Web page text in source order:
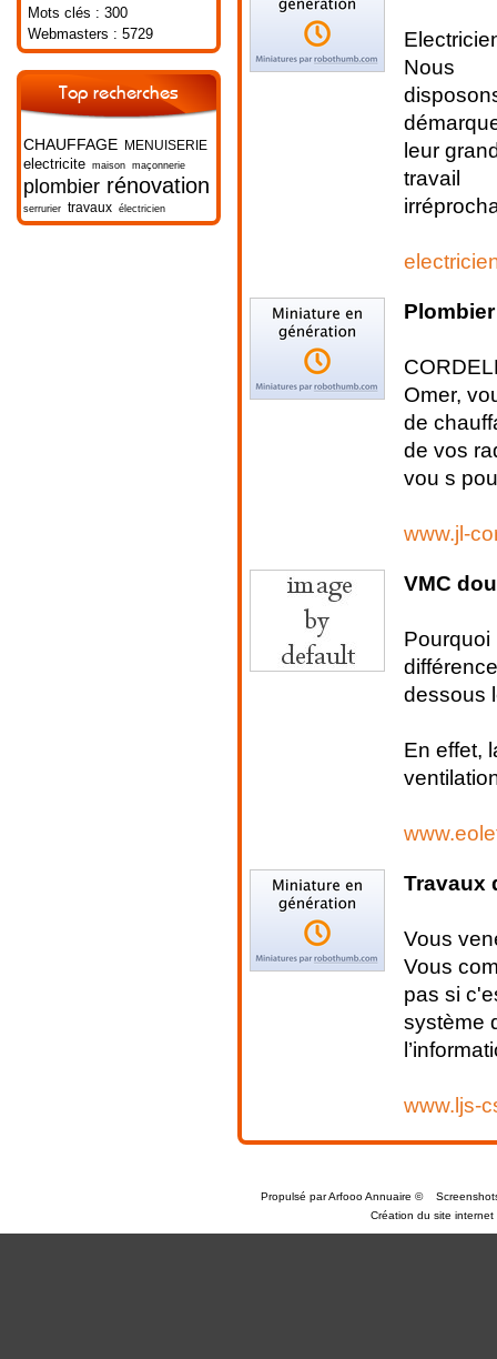
Mots clés : 300
Webmasters : 5729
Top recherches
CHAUFFAGE MENUISERIE
electricite maison maçonnerie
plombier rénovation
serrurier travaux électricien
Nous
leur
travail
Omer,
de
de vos
vou s
www.jl-
VMC
Pourquoi
dessous
En effet,
Travaux
Vous
Vous
pas si
système
www.ljs-
Propulsé parArfooo Annuaire ©
Création du site internet